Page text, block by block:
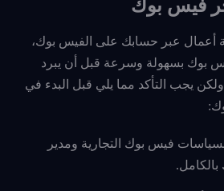
فيس بوك
عبر حسابك على الفيس بوك،
بوك بسهولة وسرعة قبل أن يبرد
يجب التأكد مما يلي قبل البدء في
بسياسات فيس بوك التجارية ومدير
بالكامل.